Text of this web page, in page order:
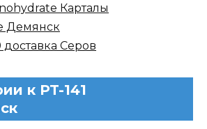
Карталы
Демянск
доставка Серов
к PT-141